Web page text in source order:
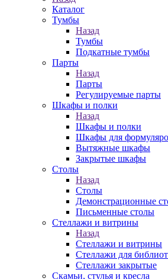
Каталог
Тумбы
Назад
Тумбы
Подкатные тумбы
Парты
Назад
Парты
Регулируемые парты
Шкафы и полки
Назад
Шкафы и полки
Шкафы для
Вытяжные шкафы
Закрытые шкафы
Столы
Назад
Столы
Демонстрационные
Письменные столы
Стеллажи и витрины
Назад
Стеллажи и витрины
Стеллажи для
Стеллажи закрытые
Скамьи, стулья и кресла